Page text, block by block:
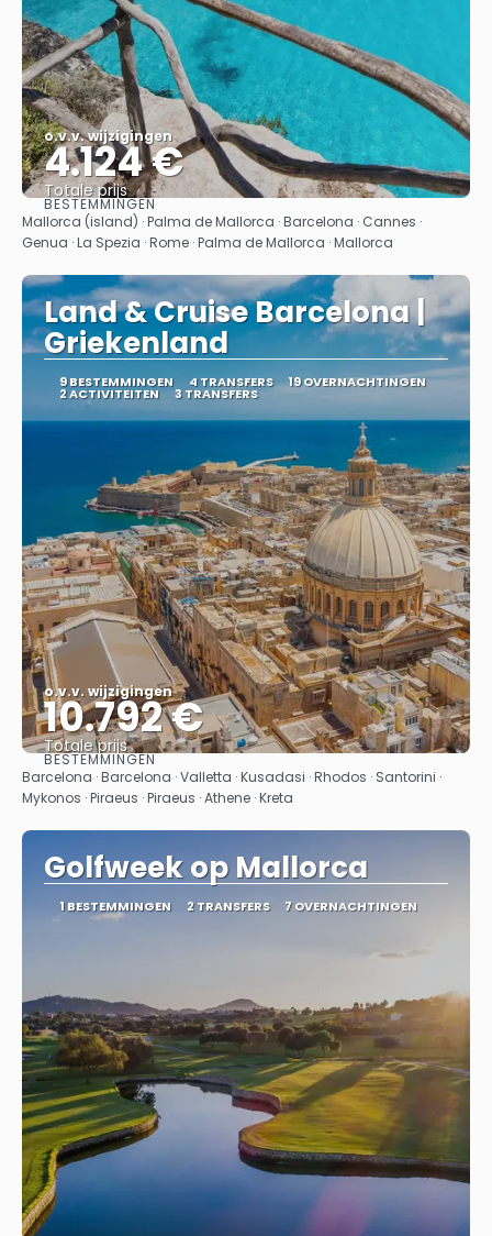
o.v.v. wijzigingen
4.124 €
Totale prijs
Bekijk
BESTEMMINGEN
Mallorca (island) · Palma de Mallorca · Barcelona · Cannes ·
Genua · La Spezia · Rome · Palma de Mallorca · Mallorca
Land & Cruise Barcelona |
Griekenland
9 BESTEMMINGEN 4 TRANSFERS 19 OVERNACHTINGEN
2 ACTIVITEITEN 3 TRANSFERS
o.v.v. wijzigingen
10.792 €
Totale prijs
Bekijk
BESTEMMINGEN
Barcelona · Barcelona · Valletta · Kusadasi · Rhodos · Santorini ·
Mykonos · Piraeus · Piraeus · Athene · Kreta
Golfweek op Mallorca
1 BESTEMMINGEN 2 TRANSFERS 7 OVERNACHTINGEN